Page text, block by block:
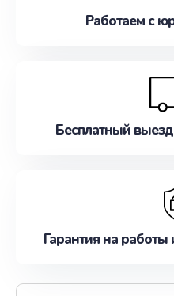
Работаем с
Бесплатный
Гарантия на работы